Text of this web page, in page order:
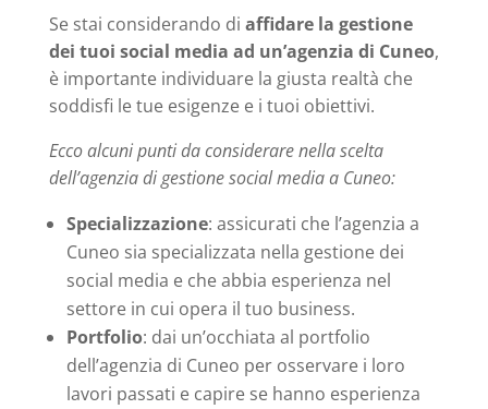
Se stai considerando di affidare la gestione
dei tuoi social media ad un’agenzia di Cuneo,
è importante individuare la giusta realtà che
soddisfi le tue esigenze e i tuoi obiettivi.
Ecco alcuni punti da considerare nella scelta
dell’agenzia di gestione social media a Cuneo:
Specializzazione: assicurati che l’agenzia a
Cuneo sia specializzata nella gestione dei
social media e che abbia esperienza nel
settore in cui opera il tuo business.
Portfolio: dai un’occhiata al portfolio
dell’agenzia di Cuneo per osservare i loro
lavori passati e capire se hanno esperienza